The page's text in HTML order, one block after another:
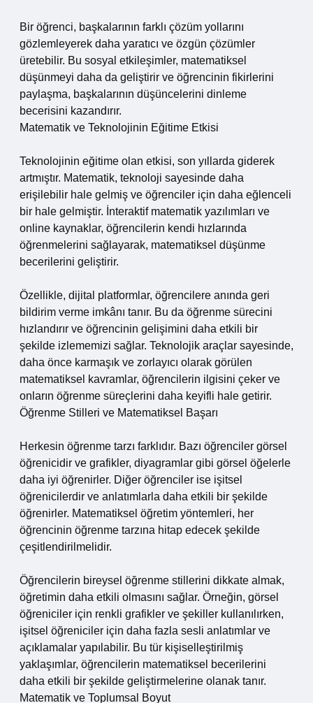
Bir öğrenci, başkalarının farklı çözüm yollarını
gözlemleyerek daha yaratıcı ve özgün çözümler
üretebilir. Bu sosyal etkileşimler, matematiksel
düşünmeyi daha da geliştirir ve öğrencinin fikirlerini
paylaşma, başkalarının düşüncelerini dinleme
becerisini kazandırır.
Matematik ve Teknolojinin Eğitime Etkisi
Teknolojinin eğitime olan etkisi, son yıllarda giderek
artmıştır. Matematik, teknoloji sayesinde daha
erişilebilir hale gelmiş ve öğrenciler için daha eğlenceli
bir hale gelmiştir. İnteraktif matematik yazılımları ve
online kaynaklar, öğrencilerin kendi hızlarında
öğrenmelerini sağlayarak, matematiksel düşünme
becerilerini geliştirir.
Özellikle, dijital platformlar, öğrencilere anında geri
bildirim verme imkânı tanır. Bu da öğrenme sürecini
hızlandırır ve öğrencinin gelişimini daha etkili bir
şekilde izlememizi sağlar. Teknolojik araçlar sayesinde,
daha önce karmaşık ve zorlayıcı olarak görülen
matematiksel kavramlar, öğrencilerin ilgisini çeker ve
onların öğrenme süreçlerini daha keyifli hale getirir.
Öğrenme Stilleri ve Matematiksel Başarı
Herkesin öğrenme tarzı farklıdır. Bazı öğrenciler görsel
öğrenicidir ve grafikler, diyagramlar gibi görsel öğelerle
daha iyi öğrenirler. Diğer öğrenciler ise işitsel
öğrenicilerdir ve anlatımlarla daha etkili bir şekilde
öğrenirler. Matematiksel öğretim yöntemleri, her
öğrencinin öğrenme tarzına hitap edecek şekilde
çeşitlendirilmelidir.
Öğrencilerin bireysel öğrenme stillerini dikkate almak,
öğretimin daha etkili olmasını sağlar. Örneğin, görsel
öğreniciler için renkli grafikler ve şekiller kullanılırken,
işitsel öğreniciler için daha fazla sesli anlatımlar ve
açıklamalar yapılabilir. Bu tür kişiselleştirilmiş
yaklaşımlar, öğrencilerin matematiksel becerilerini
daha etkili bir şekilde geliştirmelerine olanak tanır.
Matematik ve Toplumsal Boyut